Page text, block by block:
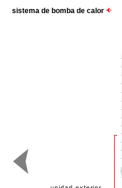
sistema de bomba de calor